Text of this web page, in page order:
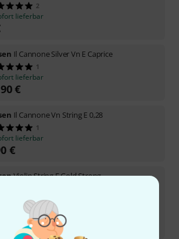
2
lieferbar
Il Cannone Silver Vn E Caprice
1
lieferbar
€
Il Cannone Vn String E 0,28
1
lieferbar
€
Violin String E Gold Strong
lieferbar
UVP:14,30 €